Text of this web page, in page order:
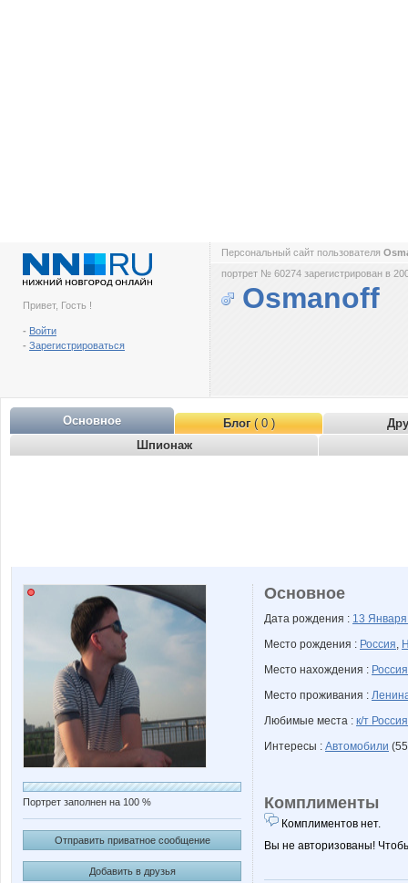
Привет, Гость !
- Войти
- Зарегистрироваться
Персональный сайт пользователя
портрет № 60274 зарегистрирован в
Osmanoff
Основное Блог( 0 )
Шпионаж
Портрет заполнен на 100 %
Отправить приватное сообщение
Добавить в друзья
Основное
Дата рождения : 13
Место рождения : Россия,
Место нахождения : Россия
Место проживания :
Любимые места : к/т Россия
Интересы : Автомобили
Комплименты
Комплиментов нет.
Вы не авторизованы!